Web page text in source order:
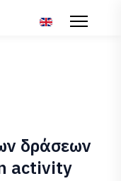
Επιλέξτε τη
δράσεων
activity